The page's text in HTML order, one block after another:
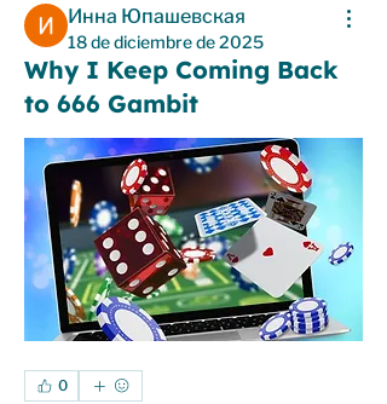
Инна Юпашевская
18 de diciembre de 2025
Why I Keep Coming Back
to 666 Gambit
0